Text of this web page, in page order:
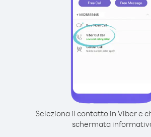
Seleziona il contatto in Viber e
schermata